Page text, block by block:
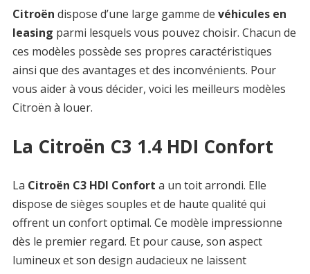
Citroën dispose d’une large gamme de véhicules en
leasing parmi lesquels vous pouvez choisir. Chacun de
ces modèles possède ses propres caractéristiques
ainsi que des avantages et des inconvénients. Pour
vous aider à vous décider, voici les meilleurs modèles
Citroën à louer.
La Citroën C3 1.4 HDI Confort
La Citroën C3 HDI Confort a un toit arrondi. Elle
dispose de sièges souples et de haute qualité qui
offrent un confort optimal. Ce modèle impressionne
dès le premier regard. Et pour cause, son aspect
lumineux et son design audacieux ne laissent